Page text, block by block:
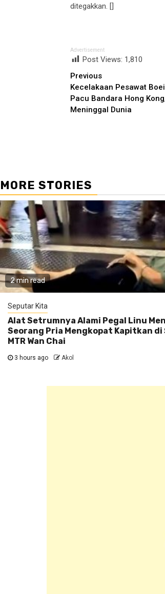
ditegakkan. []
Advertisement
Post Views: 1,810
Continue
Reading
Previous
Kecelakaan Pesawat
Pacu Bandara Hong
Meninggal Dunia
MORE STORIES
2 min read
Seputar Kita
Alat Setrumnya Alami Pegal Linu
Seorang Pria Mengkopat Kapitkan
MTR Wan Chai
3 hours ago Akol